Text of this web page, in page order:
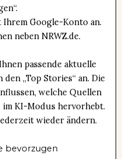
Ihrem Google-Konto an.
neben NRWZ.de.
passende aktuelle
„Top Stories“ an. Die
welche Quellen
KI-Modus hervorhebt.
wieder ändern.
bevorzugen